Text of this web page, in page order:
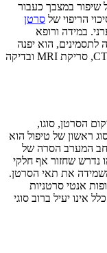
שיפור במצבך כעבור
הריפוי של סרטן
במידה ורופא
הוא יפנה
אותך לבדיקות נוספות כגון: צילום רנטגן, בדיקת CT, סריקת MRI ובדיקה
הסרטן, סוגו,
ראשון של טיפול הוא
המערב הסרה של
נדרש שחזור אף חלקי
את תאי הסרטן.
אנטי סרטניות
אינו יעיל ברוב סוגי